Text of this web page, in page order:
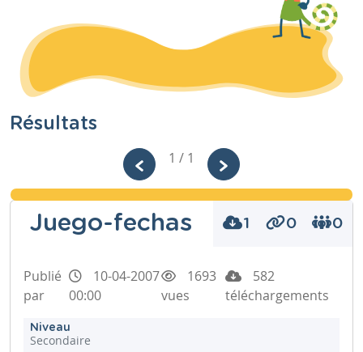
Résultats
1 / 1
Juego-fechas 1 0 0
Publié
par
10-04-2007
00:00
1693
vues
582
téléchargements
Niveau
Secondaire